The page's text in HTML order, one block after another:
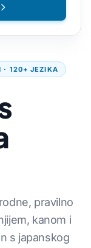
· 120+ JEZIKA
pravilno
kanom i
s japanskog